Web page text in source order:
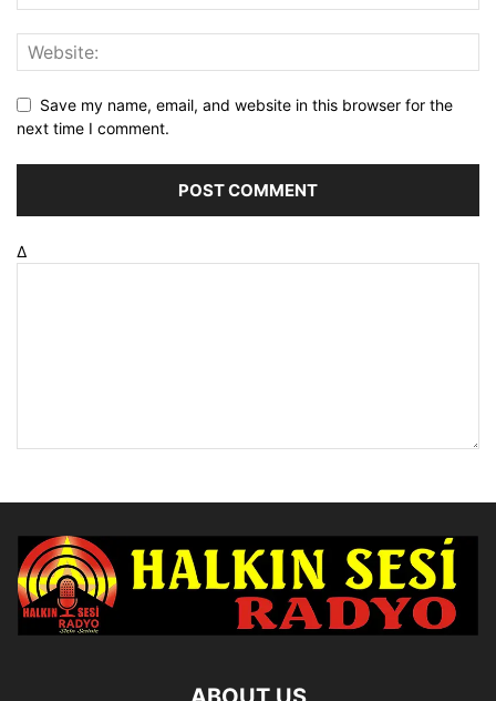
Save my name, email, and website in this browser for the
next time I comment.
Δ